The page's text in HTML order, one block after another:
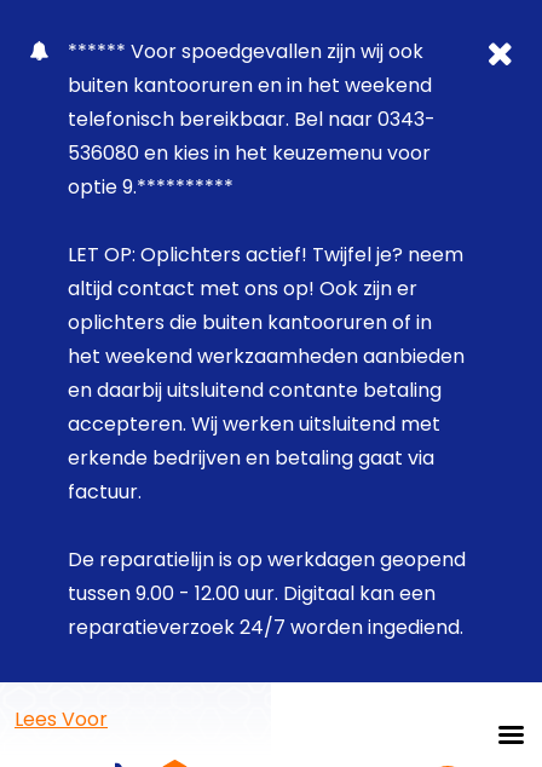
****** Voor spoedgevallen zijn wij ook
buiten kantooruren en in het weekend
telefonisch bereikbaar. Bel naar 0343-
536080 en kies in het keuzemenu voor
optie 9.**********
LET OP: Oplichters actief! Twijfel je? neem
altijd contact met ons op! Ook zijn er
oplichters die buiten kantooruren of in
het weekend werkzaamheden aanbieden
en daarbij uitsluitend contante betaling
accepteren. Wij werken uitsluitend met
erkende bedrijven en betaling gaat via
factuur.
De reparatielijn is op werkdagen geopend
tussen 9.00 - 12.00 uur. Digitaal kan een
reparatieverzoek 24/7 worden ingediend.
Lees Voor